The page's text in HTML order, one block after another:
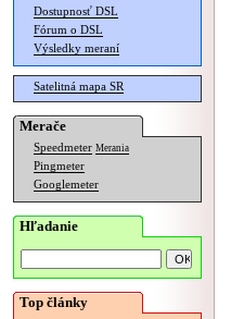
Dostupnosť DSL
Fórum o DSL
Výsledky meraní
Satelitná mapa SR
Merače
Speedmeter Merania
Pingmeter
Googlemeter
Hľadanie
Top články